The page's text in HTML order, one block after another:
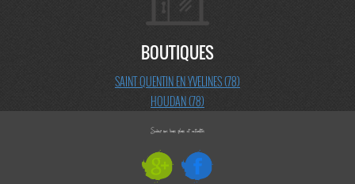
BOUTIQUES
SAINT QUENTIN EN YVELINES (78)
HOUDAN (78)